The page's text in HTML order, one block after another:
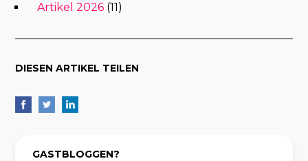
Artikel 2026 (11)
DIESEN ARTIKEL TEILEN
GASTBLOGGEN?